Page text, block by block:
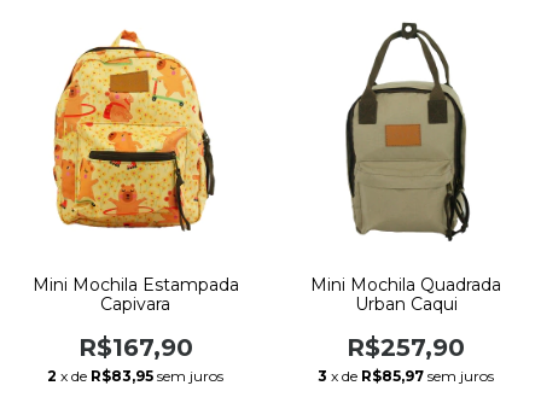
Mini Mochila Estampada
Capivara
R$167,90
2 x de R$83,95 sem juros
Mini Mochila Quadrada
Urban Caqui
R$257,90
3 x de R$85,97 sem juros